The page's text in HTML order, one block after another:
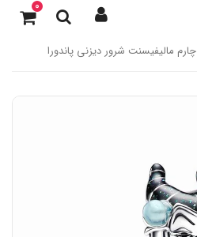
0
چارم مالیفیسنت شرور دیزنی پاندورا